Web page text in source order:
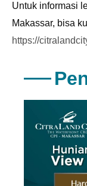
Untuk informasi
Makassar, bisa
https://